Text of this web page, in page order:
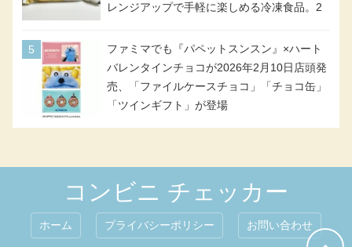
レンジアップで手軽に楽しめる冷凍食品。2
ファミマでも『パペットスンスン』×ハート
バレンタインチョコが2026年2月10日店頭発
売、「ファイルケースチョコ」「チョコ缶」
「ツインギフト」が登場
コンビニ チェッカー
ホーム プライバシーポリシー お問い合わせ